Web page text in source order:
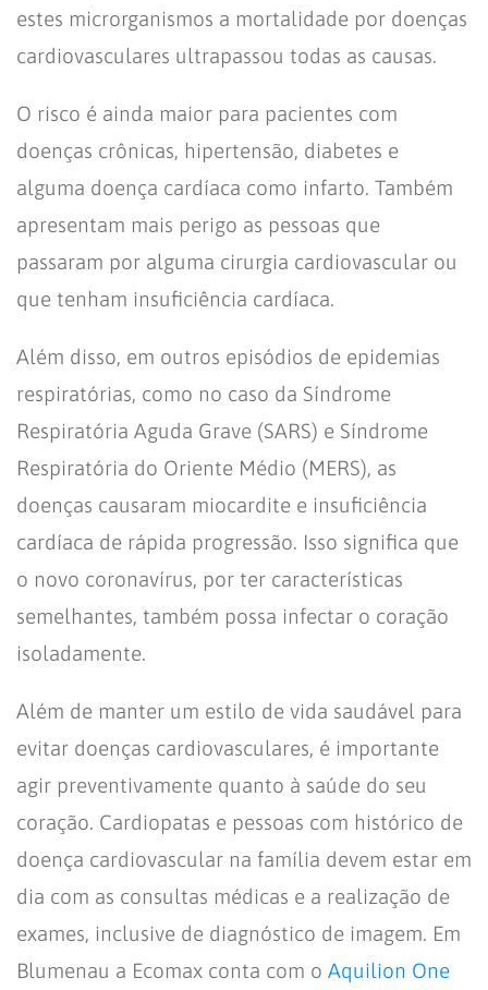
estes microrganismos a mortalidade por doenças
cardiovasculares ultrapassou todas as causas.
O risco é ainda maior para pacientes com
doenças crônicas, hipertensão, diabetes e
alguma doença cardíaca como infarto. Também
apresentam mais perigo as pessoas que
passaram por alguma cirurgia cardiovascular ou
que tenham insuficiência cardíaca.
Além disso, em outros episódios de epidemias
respiratórias, como no caso da Síndrome
Respiratória Aguda Grave (SARS) e Síndrome
Respiratória do Oriente Médio (MERS), as
doenças causaram miocardite e insuficiência
cardíaca de rápida progressão. Isso significa que
o novo coronavírus, por ter características
semelhantes, também possa infectar o coração
isoladamente.
Além de manter um estilo de vida saudável para
evitar doenças cardiovasculares, é importante
agir preventivamente quanto à saúde do seu
coração. Cardiopatas e pessoas com histórico de
doença cardiovascular na família devem estar em
dia com as consultas médicas e a realização de
exames, inclusive de diagnóstico de imagem. Em
Blumenau a Ecomax conta com o Aquilion One